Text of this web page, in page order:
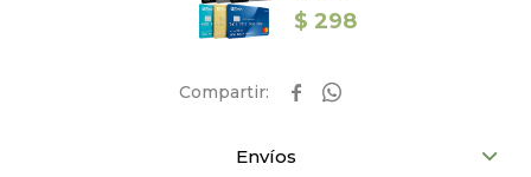
$ 298
 
Envíos